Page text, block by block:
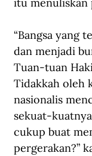
itu menuliskan
“Bangsa yang
dan menjadi
Tuan-tuan
Tidakkah oleh
nasionalis
sekuat-
cukup buat
pergerakan?”